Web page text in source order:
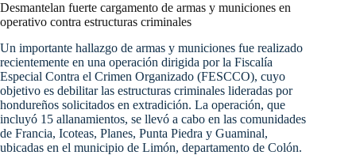
Desmantelan fuerte cargamento de armas y municiones en
operativo contra estructuras criminales
Un importante hallazgo de armas y municiones fue realizado
recientemente en una operación dirigida por la Fiscalía
Especial Contra el Crimen Organizado (FESCCO), cuyo
objetivo es debilitar las estructuras criminales lideradas por
hondureños solicitados en extradición. La operación, que
incluyó 15 allanamientos, se llevó a cabo en las comunidades
de Francia, Icoteas, Planes, Punta Piedra y Guaminal,
ubicadas en el municipio de Limón, departamento de Colón.